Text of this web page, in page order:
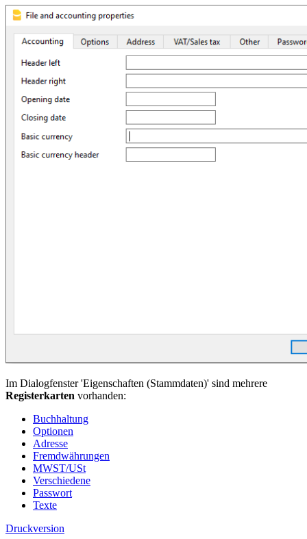
Im Dialogfenster 'Eigenschaften (Stammdaten)' sind mehrere
Registerkarten vorhanden:
Buchhaltung
Optionen
Adresse
Fremdwährungen
MWST/USt
Verschiedene
Passwort
Texte
Druckversion